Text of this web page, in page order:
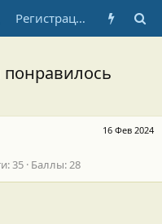
Регистрация
16 Фев 2024
35 Баллы 28